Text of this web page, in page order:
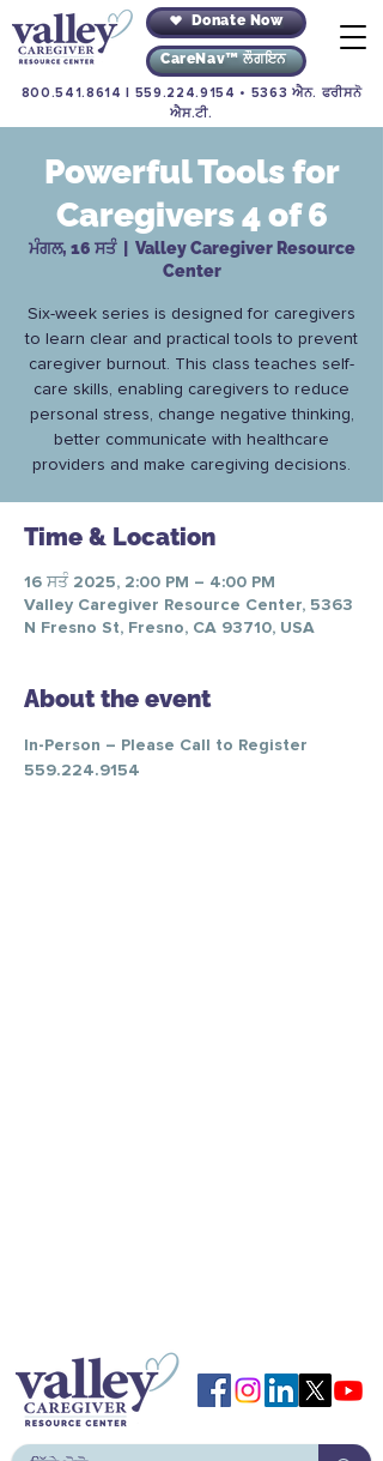
Donate Now
CareNav™ ਲੌਗਇਨ
800.541.8614 559.224.9154 • 5363 ਐਨ. ਫਰੀਸਨੋ
ਐਸ.ਟੀ.
Powerful Tools for
Caregivers 4 of 6
ਮੰਗਲ, 16 ਸਤੰ
  |
Valley Caregiver Resource
Center
Six-week series is designed for caregivers
to learn clear and practical tools to prevent
caregiver burnout. This class teaches self-
care skills, enabling caregivers to reduce
personal stress, change negative thinking,
better communicate with healthcare
providers and make caregiving decisions.
Time & Location
16 ਸਤੰ 2025, 2:00 PM – 4:00 PM
Valley Caregiver Resource Center, 5363
N Fresno St, Fresno, CA 93710, USA
About the event
In-Person – Please Call to Register
559.224.9154